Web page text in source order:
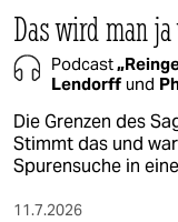
Das wird man
Podcast
Lendorff und
Die Grenzen des
Stimmt das und
Spurensuche in
11.7.2026